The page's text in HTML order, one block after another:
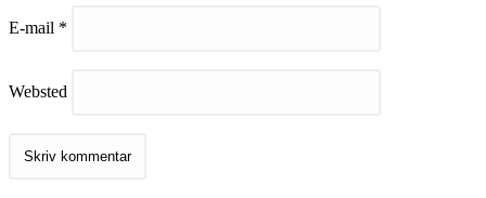
E-mail *
Websted